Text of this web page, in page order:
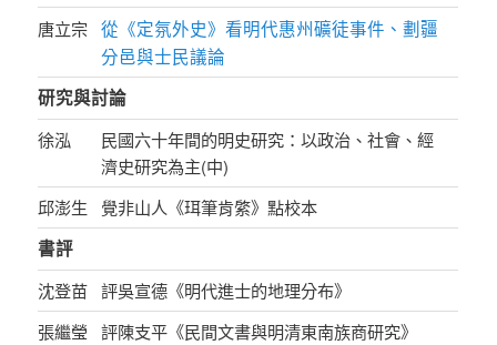
唐立宗 從《定氛外史》看明代惠州礦徒事件、劃疆
分邑與士民議論
研究與討論
徐泓
民國六十年間的明史研究：以政治、社會、經
濟史研究為主(中)
邱澎生
覺非山人《珥筆肯綮》點校本
書評
沈登苗 評吳宣德《明代進士的地理分布》
張繼瑩
評陳支平《民間文書與明清東南族商研究》